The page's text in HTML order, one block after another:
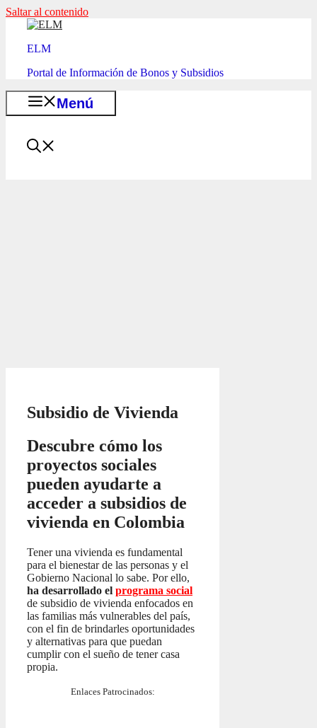
Saltar al contenido
ELM
Portal de Información de Bonos y Subsidios
Menú
Subsidio de Vivienda
Descubre cómo los
proyectos sociales
pueden ayudarte a
acceder a subsidios de
vivienda en Colombia
Tener una vivienda es fundamental
para el bienestar de las personas y el
Gobierno Nacional lo sabe. Por ello,
ha desarrollado el programa social
de subsidio de vivienda enfocados en
las familias más vulnerables del país,
con el fin de brindarles oportunidades
y alternativas para que puedan
cumplir con el sueño de tener casa
propia.
Enlaces Patrocinados: